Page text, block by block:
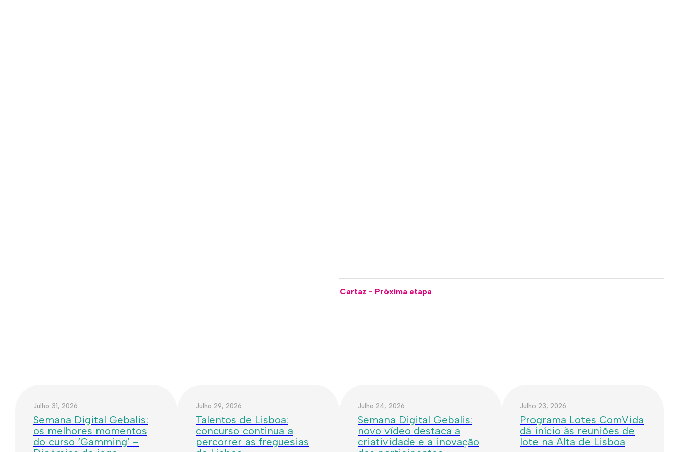
Cartaz - Próxima etapa
Julho 31, 2026
Semana Digital Gebalis:
os melhores momentos
do curso ‘Gamming’ –
Julho 29, 2026
Talentos de Lisboa:
concurso continua a
percorrer as freguesias
Julho 24, 2026
Semana Digital Gebalis:
novo vídeo destaca a
criatividade e a inovação
Julho 23, 2026
Programa Lotes ComVida
dá início às reuniões de
lote na Alta de Lisboa